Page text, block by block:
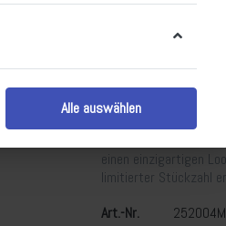
Haro Greer
Unverfälscht und
MTB gibt’s jetzt als
eloxierte Finish und
einen einzigartigen
limitierter Stückzahl
Art.-Nr.
Alle auswählen